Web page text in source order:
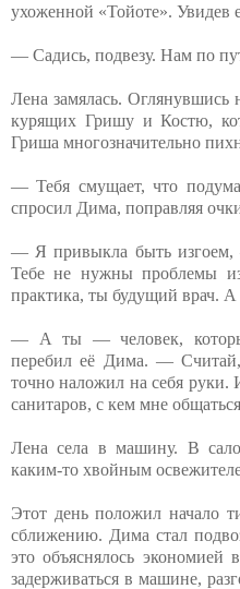
ухоженной «Тойоте». Увидев
— Садись, подвезу. Нам по
Лена замялась. Оглянувшись
курящих Гришу и Костю,
Гриша многозначительно
— Тебя смущает, что
спросил Дима, поправляя
— Я привыкла быть
Тебе не нужны проблемы
практика, ты будущий врач.
— А ты — человек,
перебил её Дима. —
точно наложил на себя
санитаров, с кем мне
Лена села в машину. В
каким-то хвойным
Этот день положил начало
сближению. Дима стал
это объяснялось экономией
задерживаться в машине,